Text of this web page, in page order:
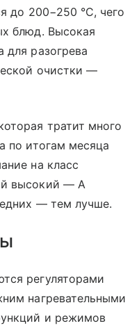
до 200−250 °C, чего
блюд. Высокая
разогрева
очистки —
тратит много
по итогам месяца
на класс
высокий — A
— тем лучше.
регуляторами
нагревательными
и режимов